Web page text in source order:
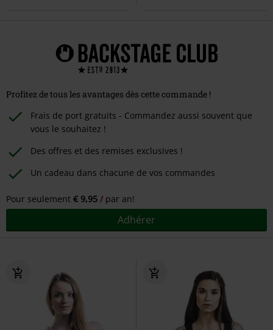
Profitez de tous les avantages dès cette commande !
Frais de port gratuits - Commandez aussi souvent que
vous le souhaitez !
Des offres et des remises exclusives !
Un cadeau dans chacune de vos commandes
Pour seulement € 9,95 par an!
Adhérer